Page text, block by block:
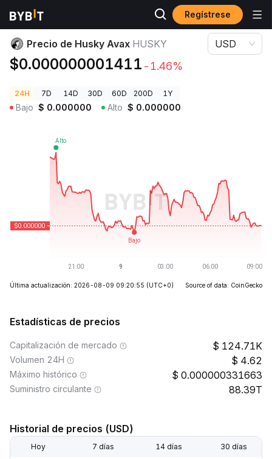
Regístrese
Precios de Criptomonedas Precio de Husky Avax HUSKY
Precio de Husky Avax HUSKY
$0.000000001411 -1.46%
USD
24H 7D 14D 30D 60D 200D 1Y
Bajo $ 0.000000 Alto $ 0.000000
Última actualización: 2026-08-09 09:20:55 (UTC+0) Source of data: CoinGecko
Estadísticas de precios
Capitalización de mercado 124.71K
Volumen 24H 4.62
Máximo histórico 0.000000331663
Suministro circulante 88.39T
Historial de precios (USD)
Hoy 7 días 14 días 30 días